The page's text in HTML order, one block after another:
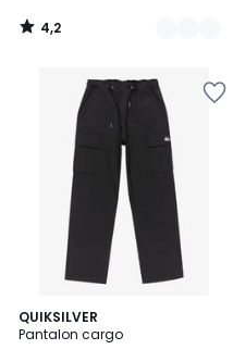
4,2
/
QUIKSILVER
Pantalon cargo
2
Couleurs